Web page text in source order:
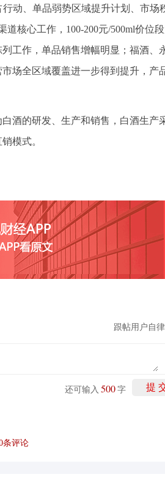
动、单品弱势区域提升计划、市场
核心工作，100-200元/500ml价位
工作，单品销售增幅明显；福酒、
场全区域覆盖进一步得到提升，产
酒的研发、生产和销售，白酒生产
模式。
跟帖用户自
提
还可输入 500 字
条评论